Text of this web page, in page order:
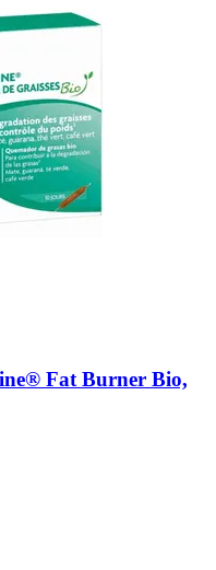
Fat Burner Bio,